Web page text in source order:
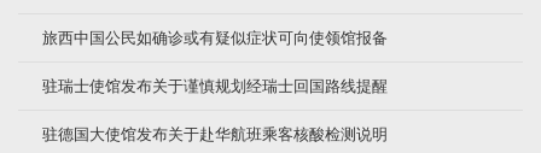
旅西中国公民如确诊或有疑似症状可向使领馆报备
驻瑞士使馆发布关于谨慎规划经瑞士回国路线提醒
驻德国大使馆发布关于赴华航班乘客核酸检测说明